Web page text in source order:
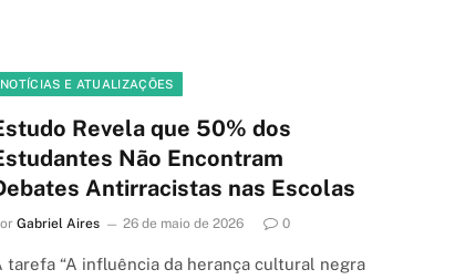
NOTÍCIAS E ATUALIZAÇÕES
Revela que 50% dos
Não Encontram
Antirracistas nas Escolas
Gabriel Aires 26 de maio de 2026 0
tarefa “A influência da herança cultural negra